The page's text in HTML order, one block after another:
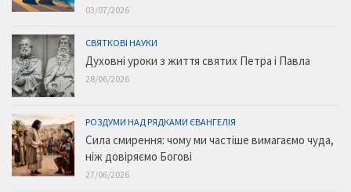
03/07/2026
СВЯТКОВІ НАУКИ
Духовні уроки з життя святих Петра і Павла
28/06/2026
РОЗДУМИ НАД РЯДКАМИ ЄВАНГЕЛІЯ
Сила смирення: чому ми частіше вимагаємо чуда,
ніж довіряємо Богові
27/06/2026